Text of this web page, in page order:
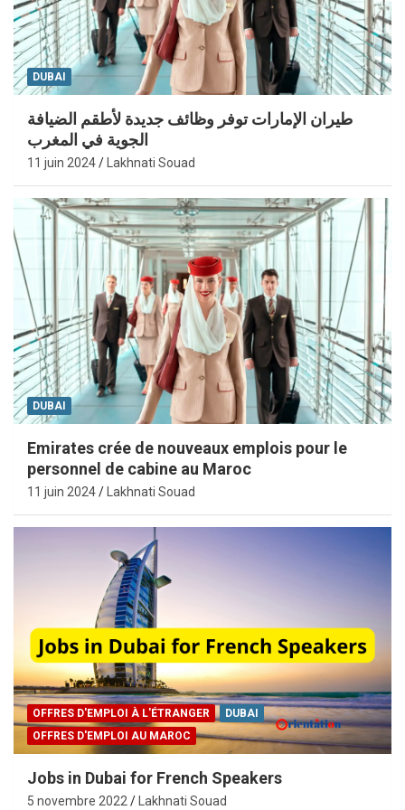
DUBAI
طيران الإمارات توفر وظائف جديدة لأطقم الضيافة
الجوية في المغرب
11 juin 2024 Lakhnati Souad
DUBAI
Emirates crée de nouveaux emplois pour le
personnel de cabine au Maroc
11 juin 2024 Lakhnati Souad
OFFRES D'EMPLOI À L'ÉTRANGER
DUBAI
OFFRES D'EMPLOI AU MAROC
Jobs in Dubai for French Speakers
5 novembre 2022 Lakhnati Souad